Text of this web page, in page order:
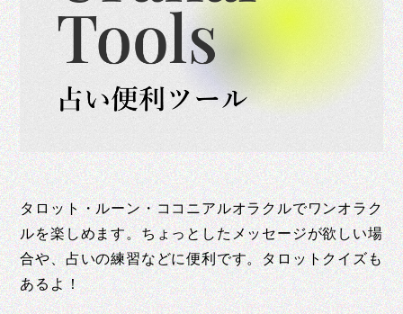
タロット・ルーン・ココニアルオラクルでワンオラク
ルを楽しめます。ちょっとしたメッセージが欲しい場
合や、占いの練習などに便利です。タロットクイズも
あるよ！